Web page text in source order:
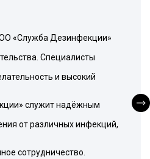
«Служба Дезинфекции»
Специалисты
и высокий
служит надёжным
от различных инфекций,
сотрудничество.